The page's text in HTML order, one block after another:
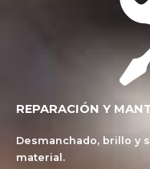
REPARACIÓN Y
Desmanchado, brillo y
material.